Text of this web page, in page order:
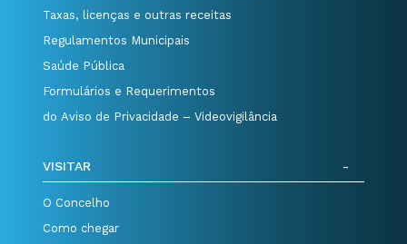
Taxas, licenças e outras receitas
Regulamentos Municipais
Saúde Pública
Formulários e Requerimentos
do Aviso de Privacidade – Videovigilância
VISITAR
O Concelho
Como chegar